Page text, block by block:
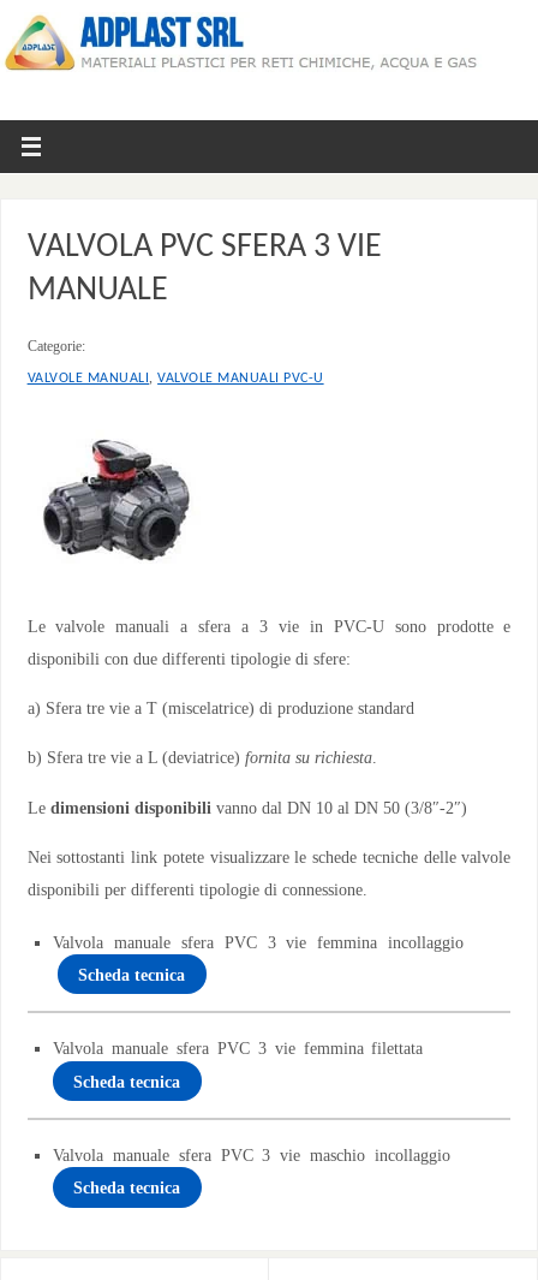
VALVOLA PVC SFERA 3 VIE
MANUALE
Categorie:
VALVOLE MANUALI ,VALVOLE MANUALI PVC-U
Le valvole manuali a sfera a 3 vie in PVC-U sono prodotte e
disponibili con due differenti tipologie di sfere:
a) Sfera tre vie a T (miscelatrice) di produzione standard
b) Sfera tre vie a L (deviatrice) fornita su richiesta.
Le dimensioni disponibili vanno dal DN 10 al DN 50 (3/8″-2″)
Nei sottostanti link potete visualizzare le schede tecniche delle valvole
disponibili per differenti tipologie di connessione.
Valvola manuale sfera PVC 3 vie femmina incollaggio
Scheda tecnica
Valvola manuale sfera PVC 3 vie femmina filettata
Scheda tecnica
Valvola manuale sfera PVC 3 vie maschio incollaggio
Scheda tecnica